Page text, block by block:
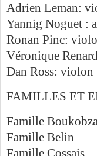
Adrien Leman:
Yannig Noguet :
Ronan Pinc:
Véronique
Dan Ross: violon
FAMILLES ET
Famille Boukobza
Famille Belin
Famille Cossais